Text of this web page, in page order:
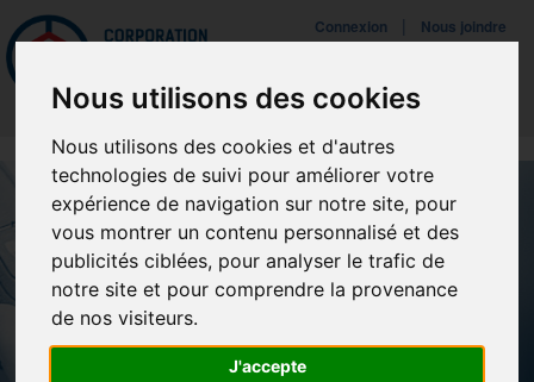
Nous utilisons des cookies
Nous utilisons des cookies et d'autres
technologies de suivi pour améliorer votre
expérience de navigation sur notre site, pour
vous montrer un contenu personnalisé et des
publicités ciblées, pour analyser le trafic de
notre site et pour comprendre la provenance
de nos visiteurs.
J'accepte
Mettreà jour vos préférences de témoins
Connexion Nous joindre